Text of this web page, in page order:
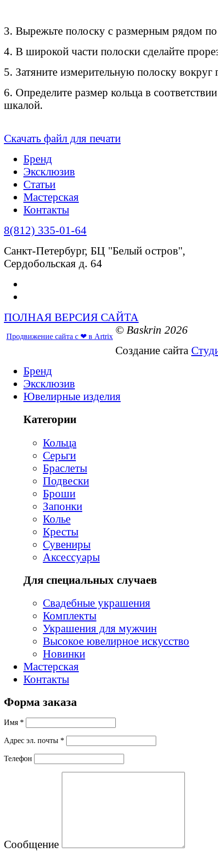
3. Вырежьте полоску с размерным рядом
4. В широкой части полоски сделайте
5. Затяните измерительную полоску вокруг
6. Определите размер кольца в
шкалой.
Скачать файл для печати
Бренд
Эксклюзив
Статьи
Мастерская
Контакты
8(812) 335-01-64
Санкт-Петербург, БЦ "Белый остров",
Сердобольская д. 64
ПОЛНАЯ ВЕРСИЯ САЙТА
© Baskrin 2026
Продвижение сайта с ❤ в Artrix
Создание сайта
Бренд
Эксклюзив
Ювелирные изделия
Категории
Кольца
Серьги
Браслеты
Подвески
Броши
Запонки
Колье
Кресты
Сувениры
Аксессуары
Для специальных случаев
Свадебные украшения
Комплекты
Украшения для мужчин
Высокое ювелирное искусство
Новинки
Мастерская
Контакты
Форма заказа
Имя *
Адрес эл. почты *
Телефон
Сообщение